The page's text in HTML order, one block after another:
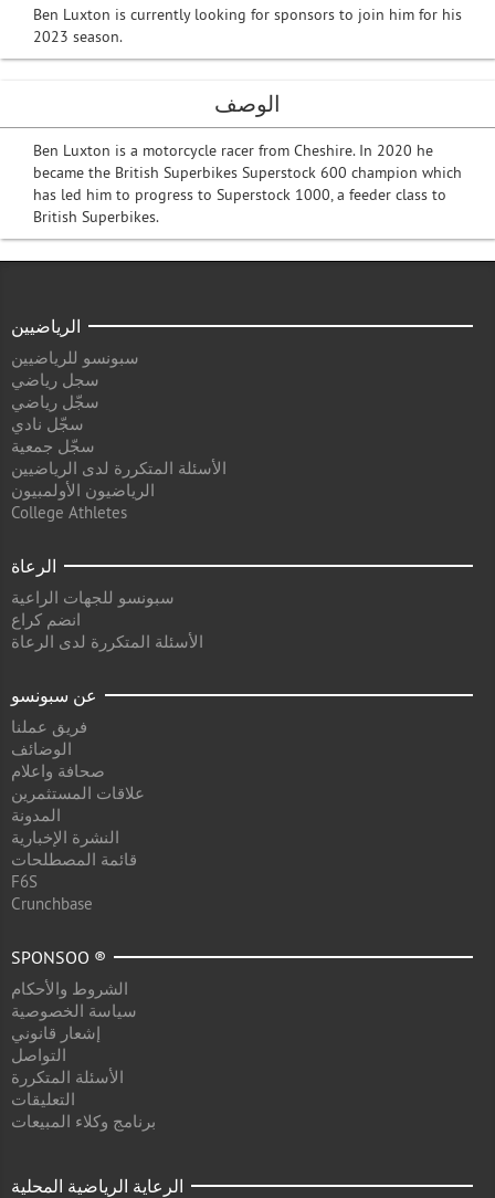
Ben Luxton is currently looking for sponsors to join him for his
2023 season.
الوصف
Ben Luxton is a motorcycle racer from Cheshire. In 2020 he
became the British Superbikes Superstock 600 champion which
has led him to progress to Superstock 1000, a feeder class to
British Superbikes.
الرياضيين
سبونسو للرياضيين
سجل رياضي
سجّل رياضي
سجّل نادي
سجّل جمعية
الأسئلة المتكررة لدى الرياضيين
الرياضيون الأولمبيون
College Athletes
الرعاة
سبونسو للجهات الراعية
انضم كراع
الأسئلة المتكررة لدى الرعاة
عن سبونسو
فريق عملنا
الوضائف
صحافة واعلام
علاقات المستثمرين
المدونة
النشرة الإخبارية
قائمة المصطلحات
F6S
Crunchbase
SPONSOO ®
الشروط والأحكام
سياسة الخصوصية
إشعار قانوني
التواصل
الأسئلة المتكررة
التعليقات
برنامج وكلاء المبيعات
الرعاية الرياضية المحلية